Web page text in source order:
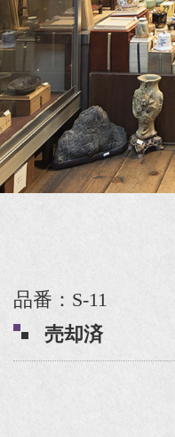
品番：S-11
売却済